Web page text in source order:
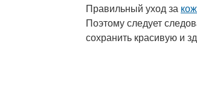
Правильный уход за
Поэтому следует
сохранить красивую и